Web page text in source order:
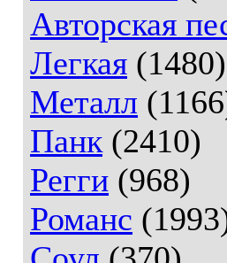
Авторская
Легкая (1480)
Металл
Панк (2410)
Регги (968)
Романс